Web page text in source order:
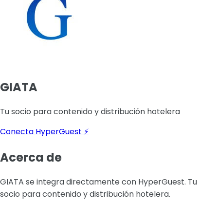
GIATA
Tu socio para contenido y distribución hotelera
Conecta HyperGuest ⚡
Acerca de
GIATA se integra directamente con HyperGuest. Tu
socio para contenido y distribución hotelera.